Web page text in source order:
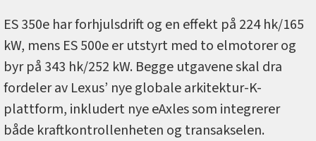
ES 350e har forhjulsdrift og en effekt på 224 hk/165
kW, mens ES 500e er utstyrt med to elmotorer og
byr på 343 hk/252 kW. Begge utgavene skal dra
fordeler av Lexus’ nye globale arkitektur-K-
plattform, inkludert nye eAxles som integrerer
både kraftkontrollenheten og transakselen.